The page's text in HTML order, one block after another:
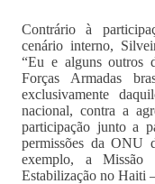
Contrário à
cenário interno,
“Eu e alguns outros
Forças Armadas
exclusivamente
nacional, contra a
participação junto a
permissões da ONU
exemplo, a Missão
Estabilização no Haiti